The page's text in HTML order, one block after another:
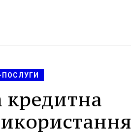
ПОСЛУГИ
кредитна